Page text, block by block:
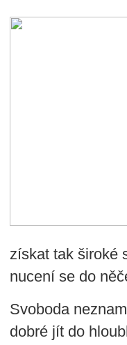
získat tak široké
nucení se do
Svoboda
dobré jít do